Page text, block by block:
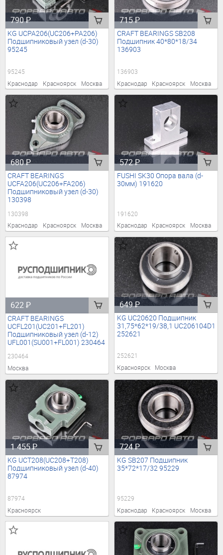
790₽
KG UCPA206(UC206+PA206)
Подшипниковый узел (d-30)
95245
95245
Краснодар
Красноярск Москва
715₽
CRAFT BEARINGS SB208
Подшипник 40*80*18/34
136903
136903
Краснодар
Красноярск Москва
680₽
CRAFT BEARINGS
UCFA206(UC206+FA206)
Подшипниковый узел (d-30)
130398
130398
Краснодар
Красноярск Москва
572₽
FUSHI SK30 Опора вала (d-
30мм) 191620
191620
Краснодар
Красноярск Москва
622₽
CRAFT BEARINGS
UCFL201(UC201+FL201)
Подшипниковый узел (d-12)
UFL001(SU001+FL001) 230464
230464
Москва
649₽
KG UC20620 Подшипник
31,75*62*19/38,1 UC206104D1
252621
252621
Красноярск
Москва
1 455₽
KG UCT208(UC208+T208)
Подшипниковый узел (d-40)
87974
87974
Красноярск
724₽
KG SB207 Подшипник
35*72*17/32 95229
95229
Краснодар
Красноярск Москва